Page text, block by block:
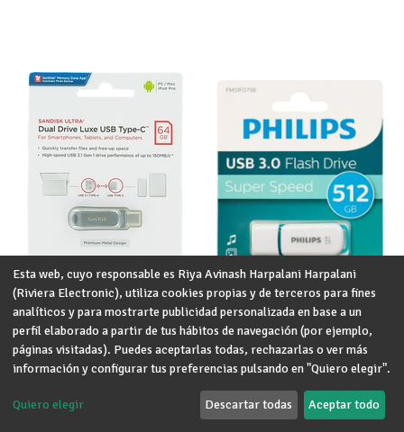
0 ud. en stock
- TYPE C 64GB
8 ud. en stock
PHILIPS PENDRIVE SNOW SPRING
GREEN 512GB
Esta web, cuyo responsable es Riya Avinash Harpalani Harpalani
(Riviera Electronic), utiliza cookies propias y de terceros para fines
analíticos y para mostrarte publicidad personalizada en base a un
perfil elaborado a partir de tus hábitos de navegación (por ejemplo,
páginas visitadas). Puedes aceptarlas todas, rechazarlas o ver más
información y configurar tus preferencias pulsando en "Quiero elegir".
Quiero elegir Descartar todas Aceptar todo